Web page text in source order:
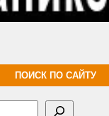
ПОИСК ПО САЙТУ